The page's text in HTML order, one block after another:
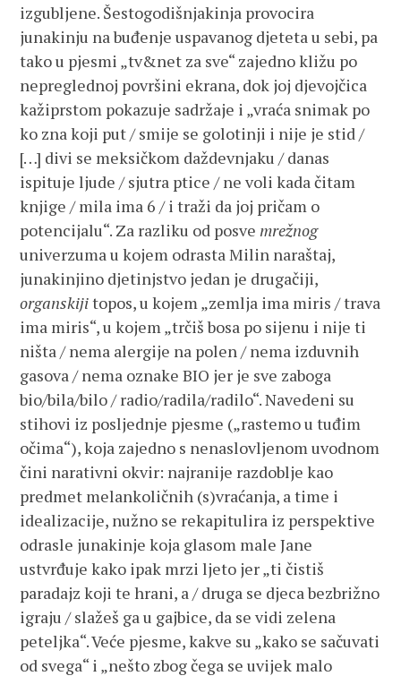
izgubljene. Šestogodišnjakinja provocira
junakinju na buđenje uspavanog djeteta u sebi, pa
tako u pjesmi „tv&net za sve“ zajedno kližu po
nepreglednoj površini ekrana, dok joj djevojčica
kažiprstom pokazuje sadržaje i „vraća snimak po
ko zna koji put / smije se golotinji i nije je stid /
[…] divi se meksičkom daždevnjaku / danas
ispituje ljude / sjutra ptice / ne voli kada čitam
knjige / mila ima 6 / i traži da joj pričam o
potencijalu“. Za razliku od posve mrežnog
univerzuma u kojem odrasta Milin naraštaj,
junakinjino djetinjstvo jedan je drugačiji,
organskijitopos, u kojem „zemlja ima miris / trava
ima miris“, u kojem „trčiš bosa po sijenu i nije ti
ništa / nema alergije na polen / nema izduvnih
gasova / nema oznake BIO jer je sve zaboga
bio/bila/bilo / radio/radila/radilo“. Navedeni su
stihovi iz posljednje pjesme („rastemo u tuđim
očima“), koja zajedno s nenaslovljenom uvodnom
čini narativni okvir: najranije razdoblje kao
predmet melankoličnih (s)vraćanja, a time i
idealizacije, nužno se rekapitulira iz perspektive
odrasle junakinje koja glasom male Jane
ustvrđuje kako ipak mrzi ljeto jer „ti čistiš
paradajz koji te hrani, a / druga se djeca bezbrižno
igraju / slažeš ga u gajbice, da se vidi zelena
peteljka“. Veće pjesme, kakve su „kako se sačuvati
od svega“ i „nešto zbog čega se uvijek malo